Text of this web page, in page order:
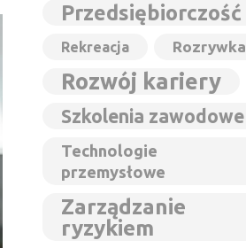
Przedsiębiorczość
Rekreacja Rozrywka
Rozwój kariery
Szkolenia zawodowe
Technologie
przemysłowe
Zarządzanie
ryzykiem